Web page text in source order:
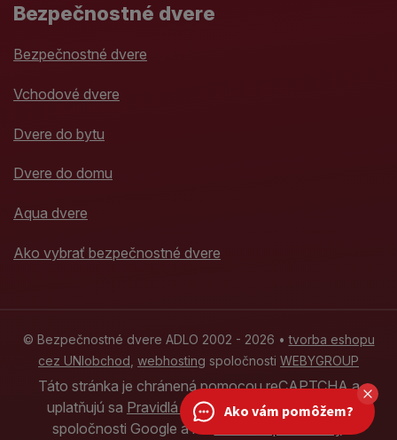
Bezpečnostné dvere
Bezpečnostné dvere
Vchodové dvere
Dvere do bytu
Dvere do domu
Aqua dvere
Ako vybrať bezpečnostné dvere
© Bezpečnostné dvere ADLO 2002 - 2026 •tvorba eshopu
cez UNIobchod webhosting spoločnosti WEBYGROUP
Táto stránka je chránená pomocou reCAPTCHA a
uplatňujú sa Pravidlá ochrany osobných údajov
spoločnosti Google a ich
Ako vám pomôžem?